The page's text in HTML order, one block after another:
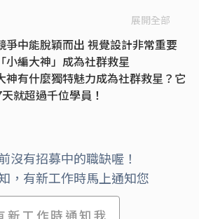
展開全部
爭中能脫穎而出 視覺設計非常重要
小編大神」成為社群救星
神有什麼獨特魅力成為社群救星？它
就超過千位學員！
沒有招募中的職缺喔！
，有新工作時馬上通知您
新工作時通知我